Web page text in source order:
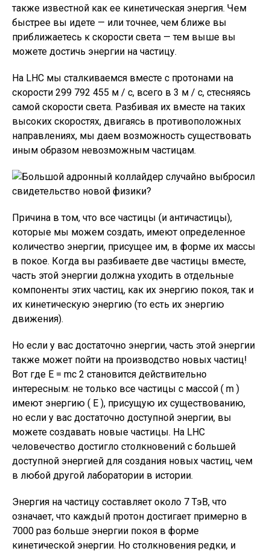
также известной как ее кинетическая энергия. Чем
быстрее вы идете — или точнее, чем ближе вы
приближаетесь к скорости света — тем выше вы
можете достичь энергии на частицу.
На LHC мы сталкиваемся вместе с протонами на
скорости 299 792 455 м / с, всего в 3 м / с, стесняясь
самой скорости света. Разбивая их вместе на таких
высоких скоростях, двигаясь в противоположных
направлениях, мы даем возможность существовать
иным образом невозможным частицам.
Причина в том, что все частицы (и античастицы),
которые мы можем создать, имеют определенное
количество энергии, присущее им, в форме их массы
в покое. Когда вы разбиваете две частицы вместе,
часть этой энергии должна уходить в отдельные
компоненты этих частиц, как их энергию покоя, так и
их кинетическую энергию (то есть их энергию
движения).
Но если у вас достаточно энергии, часть этой энергии
также может пойти на производство новых частиц!
Вот где E = mc 2 становится действительно
интересным: не только все частицы с массой ( m )
имеют энергию ( E ), присущую их существованию,
но если у вас достаточно доступной энергии, вы
можете создавать новые частицы. На LHC
человечество достигло столкновений с большей
доступной энергией для создания новых частиц, чем
в любой другой лаборатории в истории.
Энергия на частицу составляет около 7 ТэВ, что
означает, что каждый протон достигает примерно в
7000 раз больше энергии покоя в форме
кинетической энергии. Но столкновения редки, и